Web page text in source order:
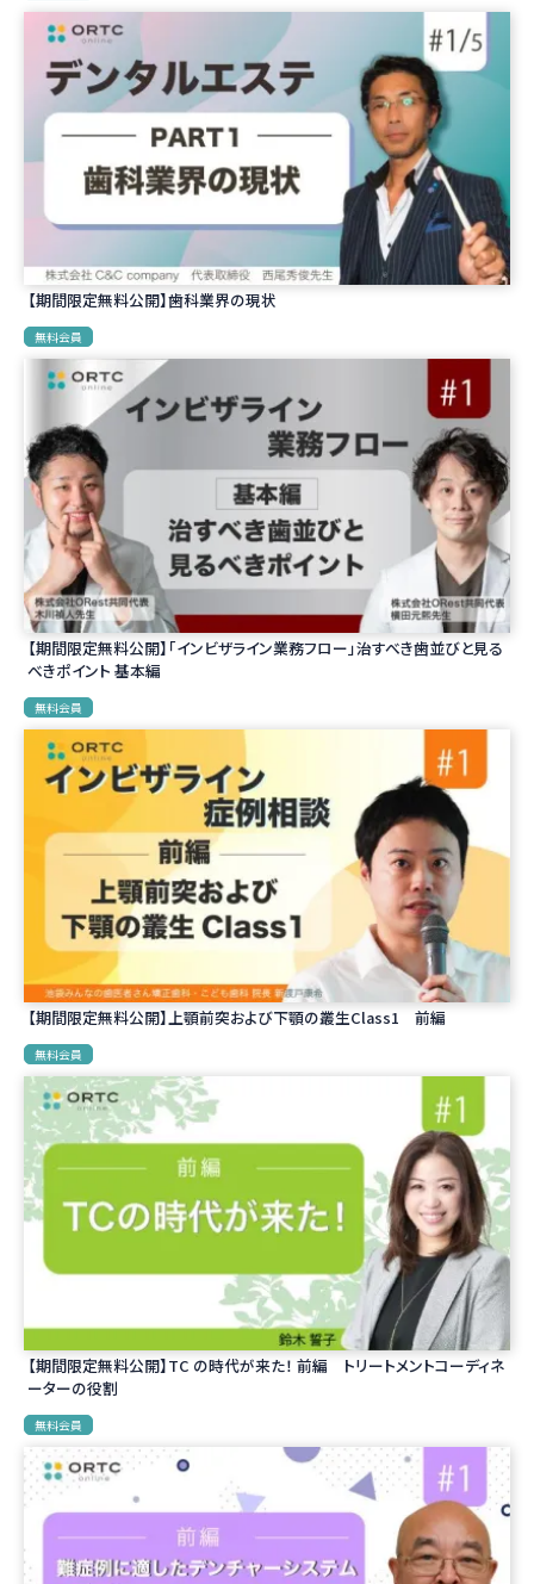
【期間限定無料公開】歯科業界の現状
無料会員
【期間限定無料公開】「インビザライン業務フロー」治すべき歯並びと見る
べきポイント 基本編
無料会員
【期間限定無料公開】上顎前突および下顎の叢生Class1 前編
無料会員
【期間限定無料公開】TC の時代が来た！ 前編 トリートメントコーディネ
ーターの役割
無料会員